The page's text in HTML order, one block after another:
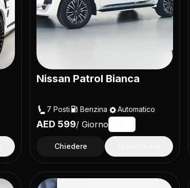
Nissan Patrol Bianca
7 Posti Benzina Automatico
AED 599/ Giorno
Chiedere